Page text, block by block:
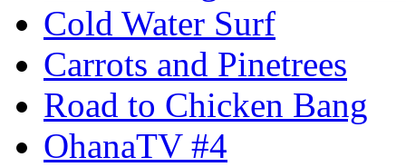
Cold Water Surf
Carrots and Pinetrees
Road to Chicken Bang
OhanaTV #4